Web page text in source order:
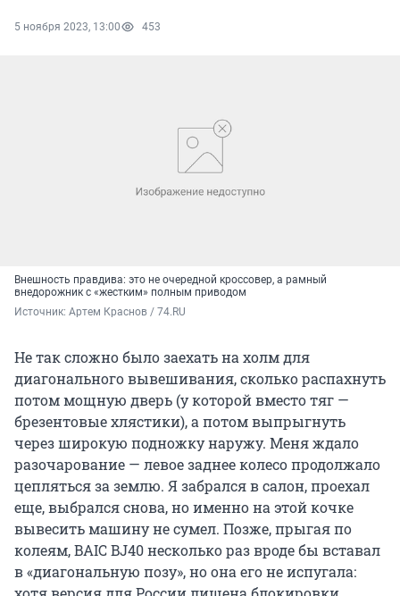
5 ноября 2023, 13:00 453
Внешность правдива: это не очередной кроссовер, а рамный
внедорожник с «жестким» полным приводом
Источник: Артем Краснов / 74.RU
Не так сложно было заехать на холм для
диагонального вывешивания, сколько распахнуть
потом мощную дверь (у которой вместо тяг —
брезентовые хлястики), а потом выпрыгнуть
через широкую подножку наружу. Меня ждало
разочарование — левое заднее колесо продолжало
цепляться за землю. Я забрался в салон, проехал
еще, выбрался снова, но именно на этой кочке
вывесить машину не сумел. Позже, прыгая по
колеям, BAIC BJ40 несколько раз вроде бы вставал
в «диагональную позу», но она его не испугала: